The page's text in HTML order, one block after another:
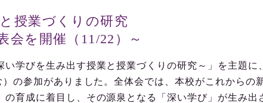
授業づくりの研究
会を開催（11/22）～
学びを生み出す授業と授業づくりの研究～」を主題に
の参加がありました。全体会では、本校がこれからの
育成に着目し、その源泉となる「深い学び」が生み